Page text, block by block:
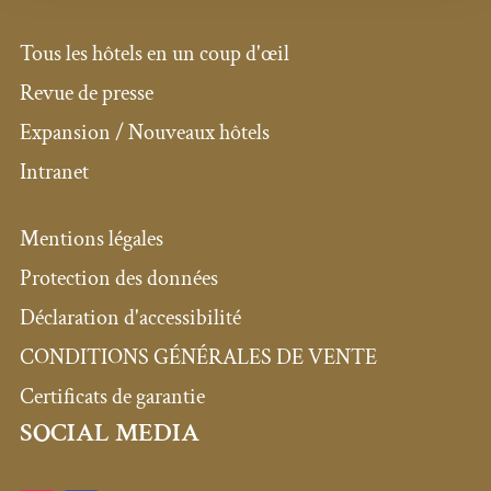
Tous les hôtels en un coup d'œil
Revue de presse
Expansion / Nouveaux hôtels
Intranet
Mentions légales
Protection des données
Déclaration d'accessibilité
CONDITIONS GÉNÉRALES DE VENTE
Certificats de garantie
SOCIAL MEDIA